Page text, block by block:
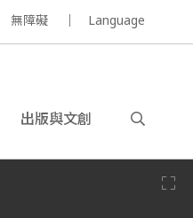
無障礙 Language
出版與文創